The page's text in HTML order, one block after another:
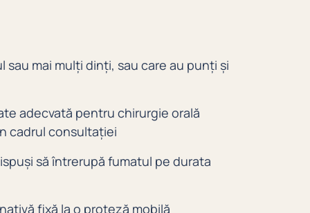
sau mai mulți dinți, sau care au punți și
adecvată pentru chirurgie orală
cadrul consultației
să întrerupă fumatul pe durata
fixă la o proteză mobilă